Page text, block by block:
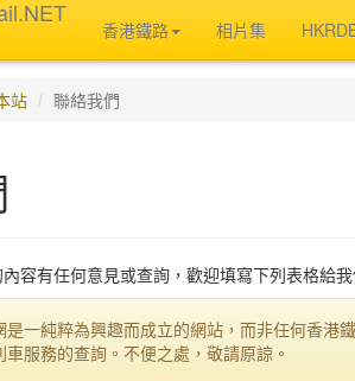
香港鐵路 相片集
站 聯絡我們
容有任何意見或查詢，歡迎填寫下列表格給我
一純粹為興趣而成立的網站，而非任何香港
服務的查詢。不便之處，敬請原諒。